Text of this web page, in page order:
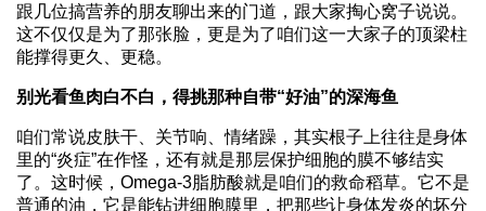
跟几位搞营养的朋友聊出来的门道，跟大家掏心窝子说说。
这不仅仅是为了那张脸，更是为了咱们这一大家子的顶梁柱
能撑得更久、更稳。
别光看鱼肉白不白，得挑那种自带“好油”的深海鱼
咱们常说皮肤干、关节响、情绪躁，其实根子上往往是身体
里的“炎症”在作怪，还有就是那层保护细胞的膜不够结实
了。这时候，Omega-3脂肪酸就是咱们的救命稻草。它不是
普通的油，它是能钻进细胞膜里，把那些让身体发炎的坏分